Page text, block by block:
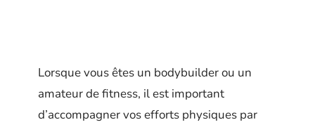
Lorsque vous êtes un bodybuilder ou un
amateur de fitness, il est important
d’accompagner vos efforts physiques par